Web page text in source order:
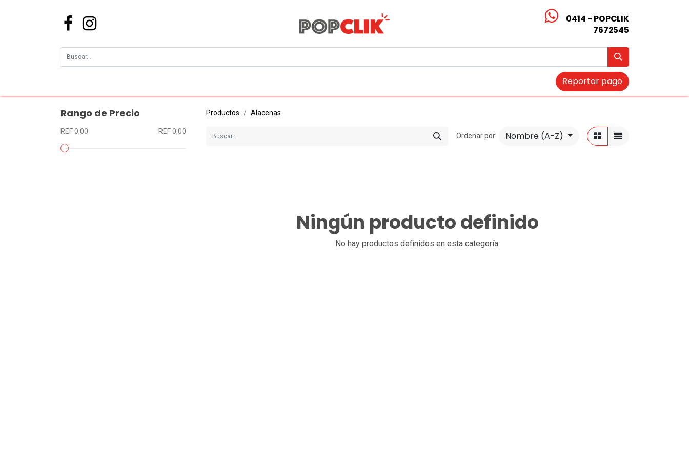
0414 - POPCLIK
7672545
Reportar pago
Rango de Precio
REF 0,00 REF 0,00
Productos Alacenas
Ordenar por: Nombre (A-Z)
Ningún producto definido
No hay productos definidos en esta categoría.